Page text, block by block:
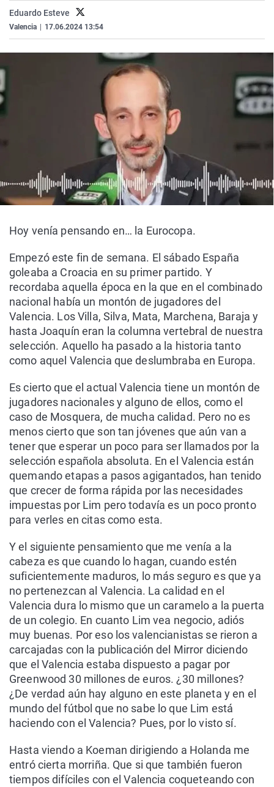
Como el perro y el
Equipo de
Operación Viuda
La Rioja
Elecciones
Eduardo Esteve
Valencia 17.06.2024 13:54
Hoy venía pensando en… la Eurocopa.
Empezó este fin de semana. El sábado España
goleaba a Croacia en su primer partido. Y
recordaba aquella época en la que en el combinado
nacional había un montón de jugadores del
Valencia. Los Villa, Silva, Mata, Marchena, Baraja y
hasta Joaquín eran la columna vertebral de nuestra
selección. Aquello ha pasado a la historia tanto
como aquel Valencia que deslumbraba en Europa.
Es cierto que el actual Valencia tiene un montón de
jugadores nacionales y alguno de ellos, como el
caso de Mosquera, de mucha calidad. Pero no es
menos cierto que son tan jóvenes que aún van a
tener que esperar un poco para ser llamados por la
selección española absoluta. En el Valencia están
quemando etapas a pasos agigantados, han tenido
que crecer de forma rápida por las necesidades
impuestas por Lim pero todavía es un poco pronto
para verles en citas como esta.
Y el siguiente pensamiento que me venía a la
cabeza es que cuando lo hagan, cuando estén
suficientemente maduros, lo más seguro es que ya
no pertenezcan al Valencia. La calidad en el
Valencia dura lo mismo que un caramelo a la puerta
de un colegio. En cuanto Lim vea negocio, adiós
muy buenas. Por eso los valencianistas se rieron a
carcajadas con la publicación del Mirror diciendo
que el Valencia estaba dispuesto a pagar por
Greenwood 30 millones de euros. ¿30 millones?
¿De verdad aún hay alguno en este planeta y en el
mundo del fútbol que no sabe lo que Lim está
haciendo con el Valencia? Pues, por lo visto sí.
Hasta viendo a Koeman dirigiendo a Holanda me
entró cierta morriña. Que si que también fueron
tiempos difíciles con el Valencia coqueteando con